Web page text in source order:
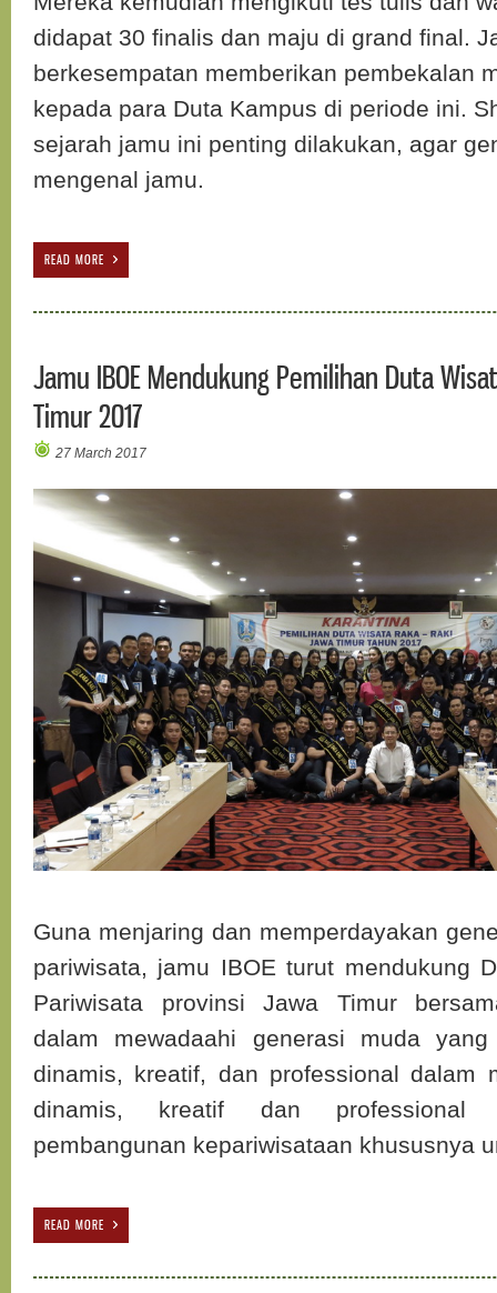
didapat 30 finalis dan maju di grand final.
berkesempatan memberikan pembekalan
kepada para Duta Kampus di periode ini.
sejarah jamu ini penting dilakukan, agar
mengenal jamu.
READ MORE
Jamu IBOE Mendukung Pemilihan Duta
Timur 2017
27 March 2017
Guna menjaring dan memperdayakan
pariwisata, jamu IBOE turut mendukung
Pariwisata provinsi Jawa Timur
dalam mewadaahi generasi muda
dinamis, kreatif, dan professional dalam
dinamis, kreatif dan professional
pembangunan kepariwisataan khususnya
READ MORE